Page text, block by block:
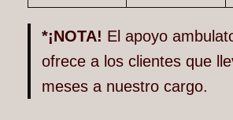
*¡NOTA! El apoyo
ofrece a los clientes que
meses a nuestro cargo.